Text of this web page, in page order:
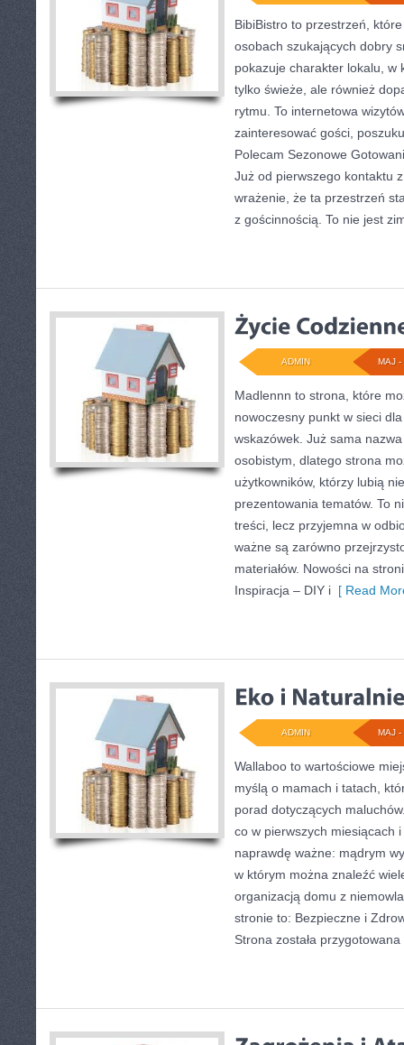
BibiBistro to przestrzeń,
osobach szukających dobry
pokazuje charakter lokalu, w
tylko świeże, ale również
rytmu. To internetowa
zainteresować gości,
Polecam Sezonowe
Już od pierwszego kontaktu
wrażenie, że ta przestrzeń
z gościnnością. To nie jest
MAJ -
ADMIN
Madlennn to strona, które
nowoczesny punkt w sieci
wskazówek. Już sama
osobistym, dlatego strona
użytkowników, którzy lubią
prezentowania tematów. To
treści, lecz przyjemna w
ważne są zarówno
materiałów. Nowości na
Inspiracja – DIY i [ Read
MAJ -
ADMIN
Wallaboo to wartościowe
myślą o mamach i tatach,
porad dotyczących
co w pierwszych miesiącach
naprawdę ważne: mądrym
w którym można znaleźć
organizacją domu z
stronie to: Bezpieczne i
Strona została